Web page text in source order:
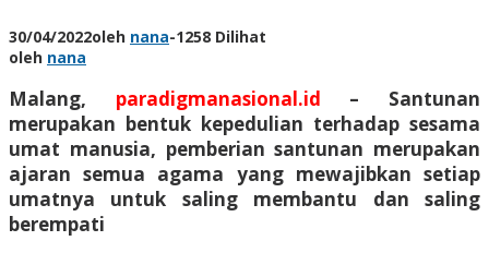
30/04/2022oleh nana-1258 Dilihat
oleh nana
Malang, paradigmanasional.id – Santunan
merupakan bentuk kepedulian terhadap sesama
umat manusia, pemberian santunan merupakan
ajaran semua agama yang mewajibkan setiap
umatnya untuk saling membantu dan saling
berempati